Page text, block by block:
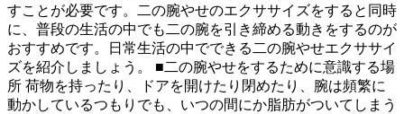
すことが必要です。二の腕やせのエクササイズをすると同時
に、普段の生活の中でも二の腕を引き締める動きをするのが
おすすめです。日常生活の中でできる二の腕やせエクササイ
ズを紹介しましょう。 ■二の腕やせをするために意識する場
所 荷物を持ったり、ドアを開けたり閉めたり、腕は頻繁に
動かしているつもりでも、いつの間にか脂肪がついてしまう